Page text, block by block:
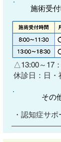
施術受
△13:00～17
休診日：日・
その
・認知症サポ